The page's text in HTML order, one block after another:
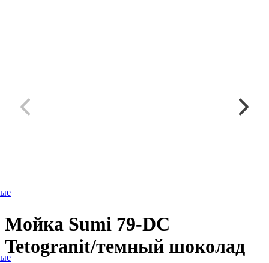
Мойка Sumi 79-DC
Tetogranit/темный шоколад